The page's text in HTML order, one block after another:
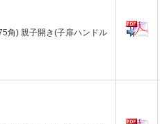
角) 親子開き(子扉ハンドル